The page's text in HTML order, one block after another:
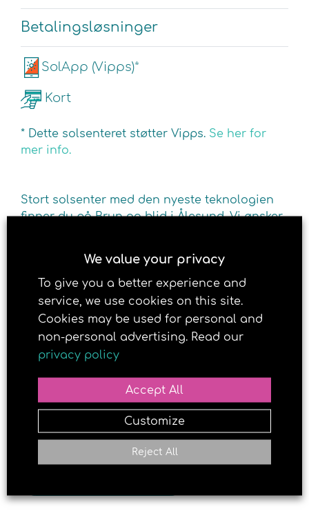
Betalingsløsninger
SolApp (Vipps)*
Kort
* Dette solsenteret støtter Vipps. Se her for
mer info.
Stort solsenter med den nyeste teknologien
finner du på Brun og blid i Ålesund. Vi ønsker
deg en jevn og pen brunfarge.
We value your privacy
To give you a better experience and
service, we use cookies on this site.
Cookies may be used for personal and
non-personal advertising. Read our
privacy policy
Accept All
Reject All
Customize